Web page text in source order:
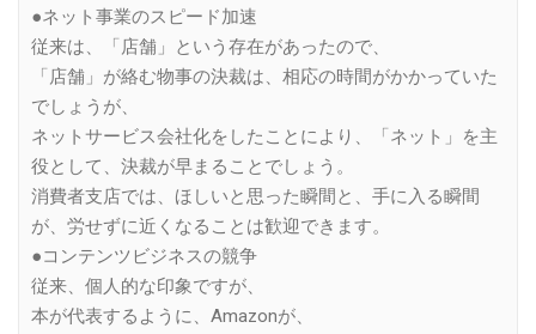
●ネット事業のスピード加速
従来は、「店舗」という存在があったので、
「店舗」が絡む物事の決裁は、相応の時間がかかっていた
でしょうが、
ネットサービス会社化をしたことにより、「ネット」を主
役として、決裁が早まることでしょう。
消費者支店では、ほしいと思った瞬間と、手に入る瞬間
が、労せずに近くなることは歓迎できます。
●コンテンツビジネスの競争
従来、個人的な印象ですが、
本が代表するように、Amazonが、